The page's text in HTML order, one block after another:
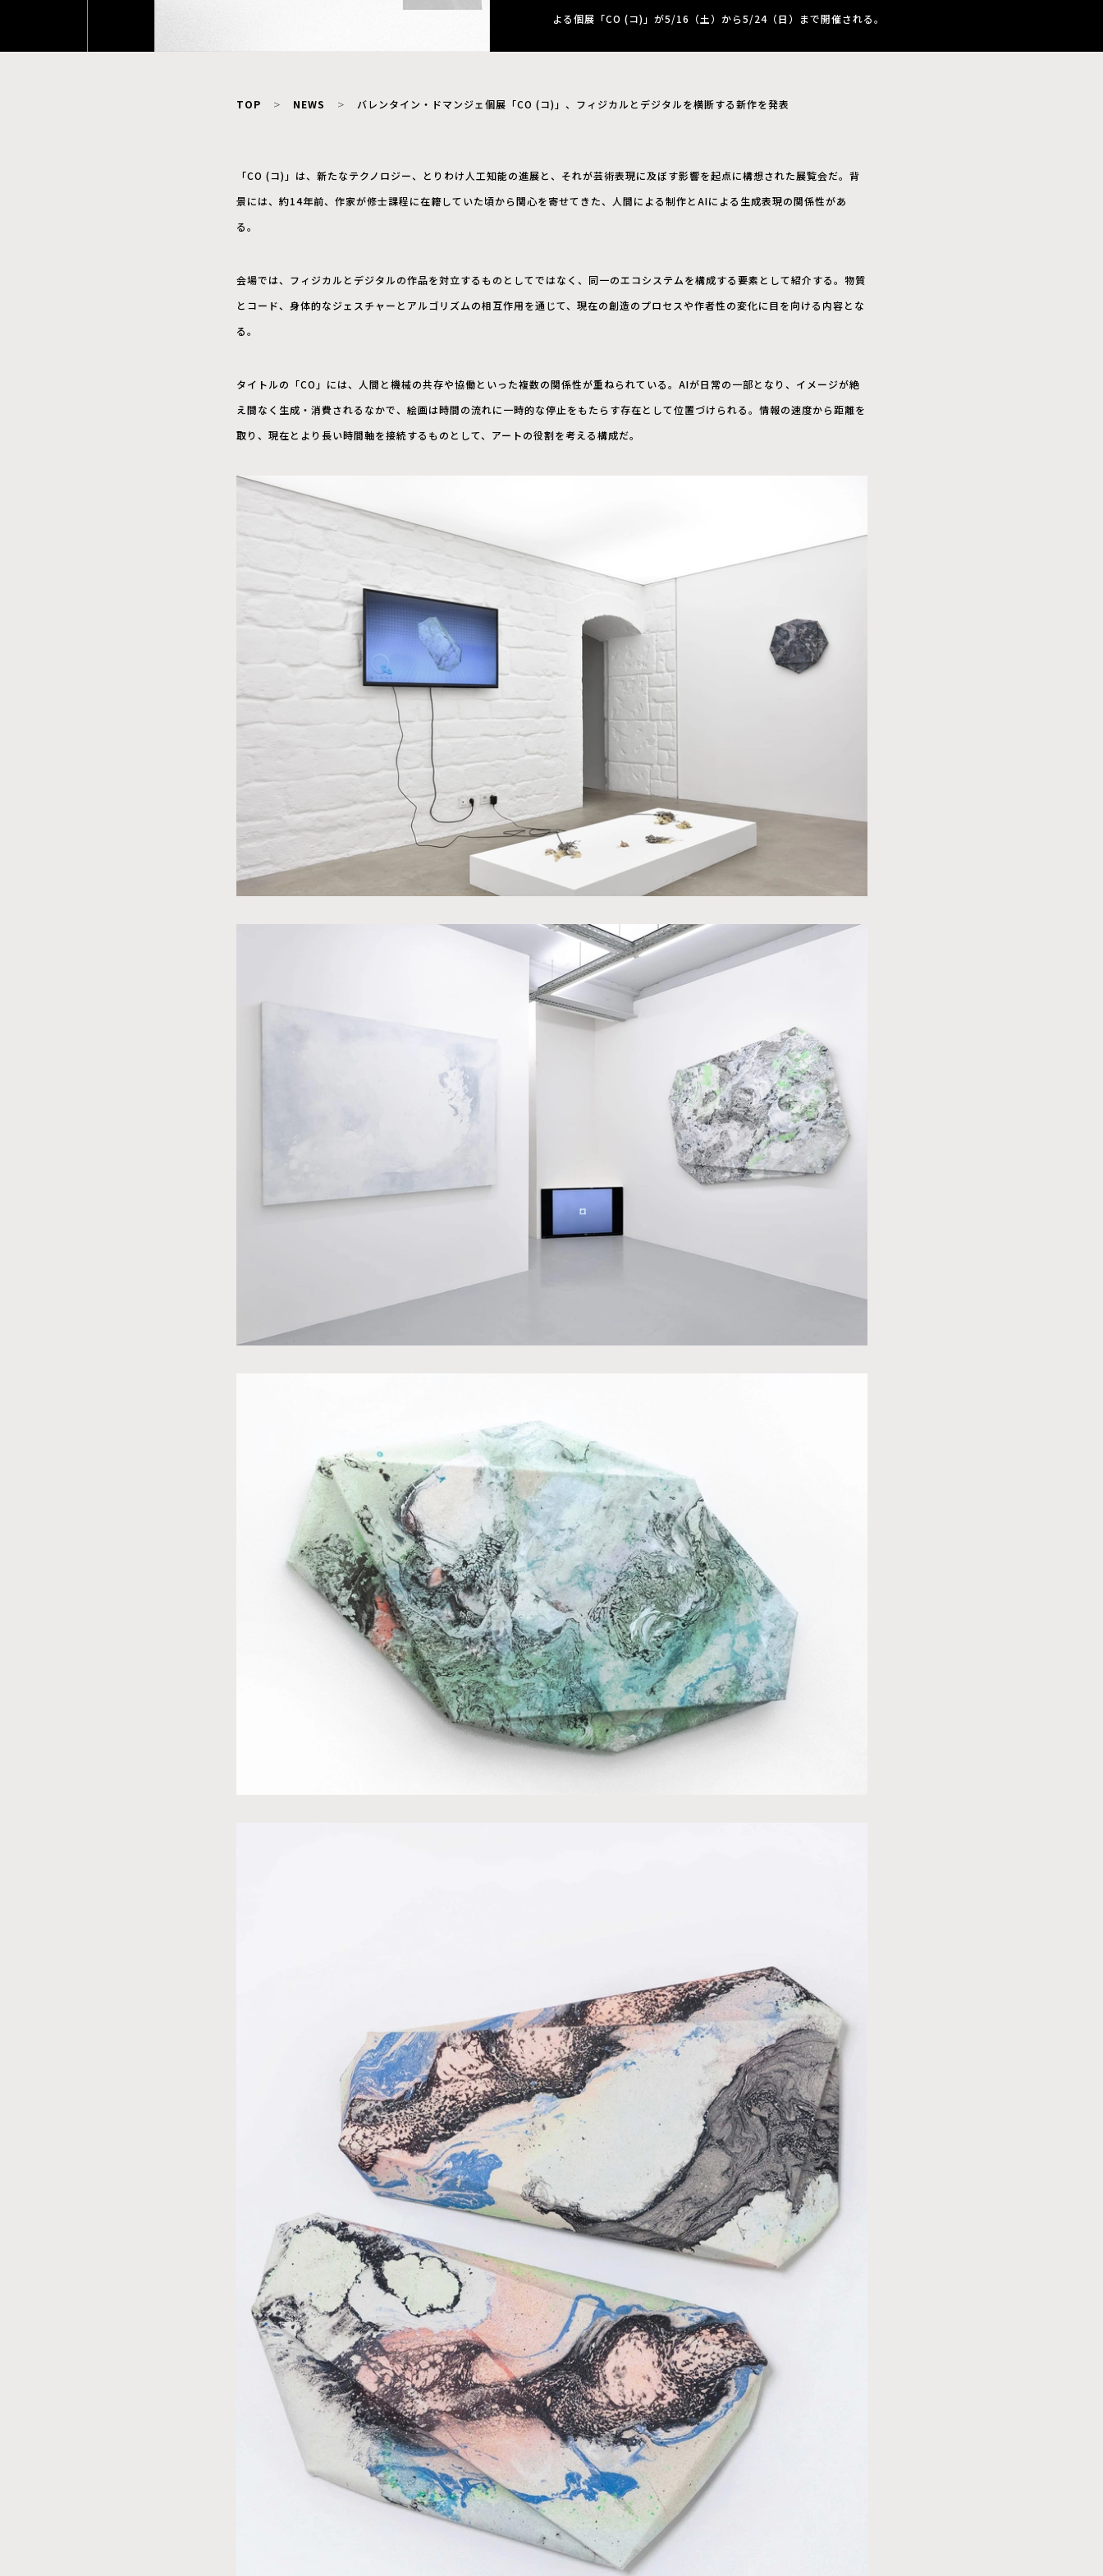
よる個展「CO (コ)」が5/16（土）から5/24（日）まで開催される。
TOP NEWS バレンタイン・ドマンジェ個展「CO (コ)」、フィジカルとデジタルを横断する新作を発表
「CO (コ)」は、新たなテクノロジー、とりわけ人工知能の進展と、それが芸術表現に及ぼす影響を起点に構想された展覧会だ。背
景には、約14年前、作家が修士課程に在籍していた頃から関心を寄せてきた、人間による制作とAIによる生成表現の関係性があ
る。
会場では、フィジカルとデジタルの作品を対立するものとしてではなく、同一のエコシステムを構成する要素として紹介する。物質
とコード、身体的なジェスチャーとアルゴリズムの相互作用を通じて、現在の創造のプロセスや作者性の変化に目を向ける内容とな
る。
タイトルの「CO」には、人間と機械の共存や協働といった複数の関係性が重ねられている。AIが日常の一部となり、イメージが絶
え間なく生成・消費されるなかで、絵画は時間の流れに一時的な停止をもたらす存在として位置づけられる。情報の速度から距離を
取り、現在とより長い時間軸を接続するものとして、アートの役割を考える構成だ。